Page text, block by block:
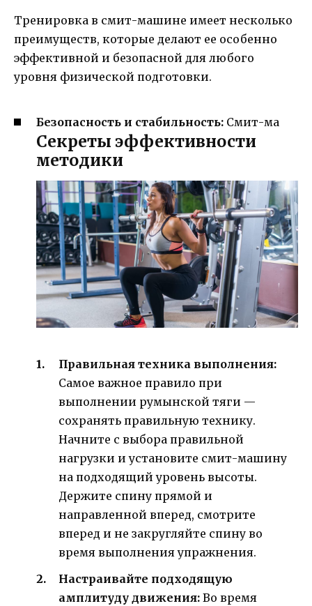
Тренировка в смит-машине имеет несколько
преимуществ, которые делают ее особенно
эффективной и безопасной для любого
уровня физической подготовки.
Безопасность и стабильность: Смит-ма
Секреты эффективности
методики
Правильная техника выполнения:
Самое важное правило при
выполнении румынской тяги —
сохранять правильную технику.
Начните с выбора правильной
нагрузки и установите смит-машину
на подходящий уровень высоты.
Держите спину прямой и
направленной вперед, смотрите
вперед и не закругляйте спину во
время выполнения упражнения.
Настраивайте подходящую
амплитуду движения: Во время